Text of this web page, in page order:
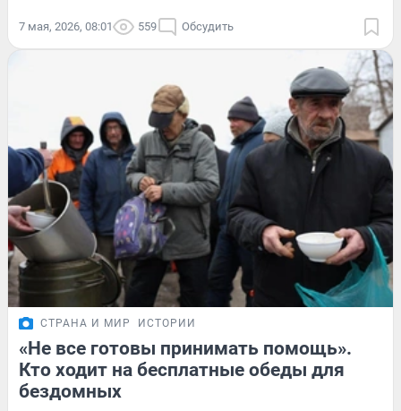
7 мая, 2026, 08:01 559 Обсудить
СТРАНА И МИР ИСТОРИИ
«Не все готовы принимать помощь».
Кто ходит на бесплатные обеды для
бездомных